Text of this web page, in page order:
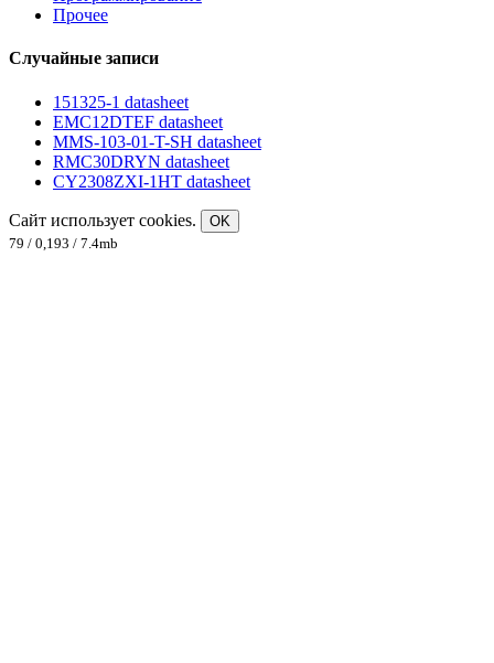
Прочее
Случайные записи
151325-1 datasheet
EMC12DTEF datasheet
MMS-103-01-T-SH datasheet
RMC30DRYN datasheet
CY2308ZXI-1HT datasheet
Сайт использует cookies.
OK
79 / 0,193 / 7.4mb